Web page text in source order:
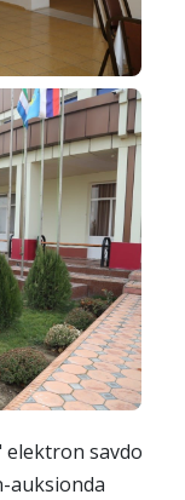
elektron savdo
auksionda